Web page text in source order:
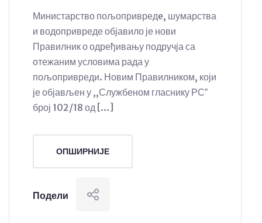
Министарство пољопривредe, шумарства
и водопривреде објавило је нови
Правилник о одређивању подручја са
отежаним условима рада у
пољопривреди. Новим Правилником, који
је објављен у ,,Службеном гласнику РСˮ
број 102/18 од […]
ОПШИРНИЈЕ
Подели